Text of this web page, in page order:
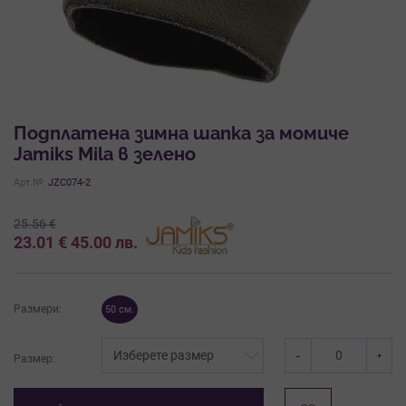
Подплатена зимна шапка за момиче
Jamiks Mila в зелено
Арт.№: JZC074-2
25.56€
23.01 €45.00лв.
Размери: 50 см.
Размер: - +